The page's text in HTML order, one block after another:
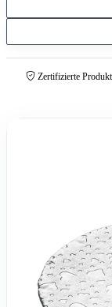
Zertifizierte